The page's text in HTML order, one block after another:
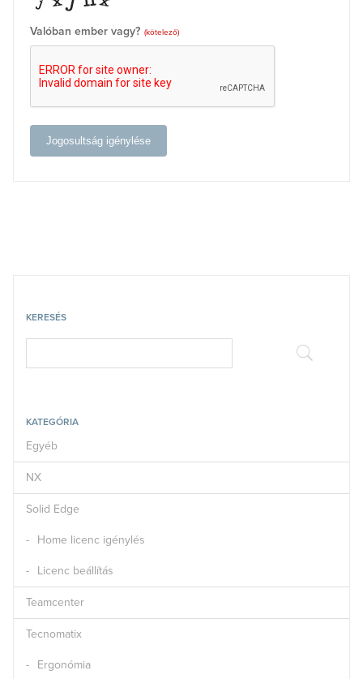
KERESÉS
KATEGÓRIA
Egyéb
NX
Solid Edge
Home licenc igénylés
Licenc beállítás
Teamcenter
Tecnomatix
Ergonómia
Valóban ember vagy? (kötelező)
Jogosultság igénylése